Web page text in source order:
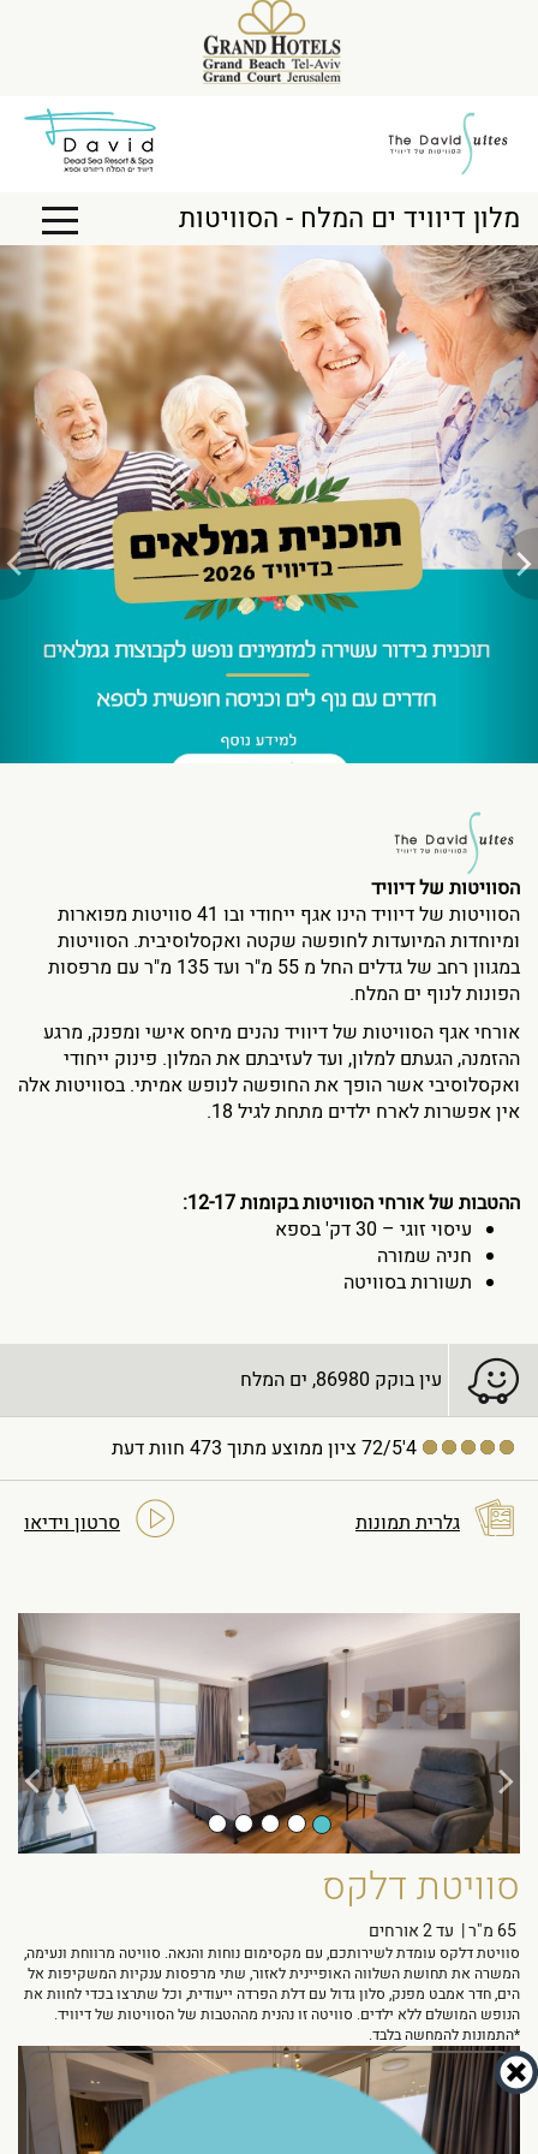
Previous
Toggle
מלון דיוויד ים המלח - הסוויטות
הסוויטות של דיוויד
הסוויטות של דיוויד הינו אגף ייחודי ובו 41 סוויטות מפוארות
ומיוחדות המיועדות לחופשה שקטה ואקסלוסיבית. הסוויטות
במגוון רחב של גדלים החל מ 55 מ"ר ועד 135 מ"ר עם מרפסות
הפונות לנוף ים המלח.
אורחי אגף הסוויטות של דיוויד נהנים מיחס אישי ומפנק, מרגע
ההזמנה, הגעתם למלון, ועד לעזיבתם את המלון. פינוק ייחודי
ואקסלוסיבי אשר הופך את החופשה לנופש אמיתי. בסוויטות אלה
אין אפשרות לארח ילדים מתחת לגיל 18.
ההטבות של אורחי הסוויטות בקומות 12-17:
עיסוי זוגי – 30 דק' בספא
חניה שמורה
תשורות בסוויטה
עין בוקק 86980, ים המלח
4'72/5 ציון ממוצע מתוך 473 חוות דעת
גלרית תמונות סרטון וידיאו
Previous
Next
סוויטת דלקס
| עד 2 אורחים
סוויטת דלקס עומדת לשירותכם, עם מקסימום נוחות והנאה. סוויטה מרווחת ונעימה,
המשרה את תחושת השלווה האופיינית לאזור, שתי מרפסות ענקיות המשקיפות אל
הים, חדר אמבט מפנק, סלון גדול עם דלת הפרדה ייעודית, וכל שתרצו בכדי לחוות את
הנופש המושלם ללא ילדים. סוויטה זו נהנית מההטבות של הסוויטות של דיוויד.
*התמונות להמחשה בלבד.
Previous
Next